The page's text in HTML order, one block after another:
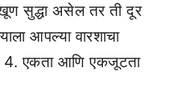
खूण सुद्धा असेल तर ती दूर
आपल्या वारशाचा
4. एकता आणि एकजूटता